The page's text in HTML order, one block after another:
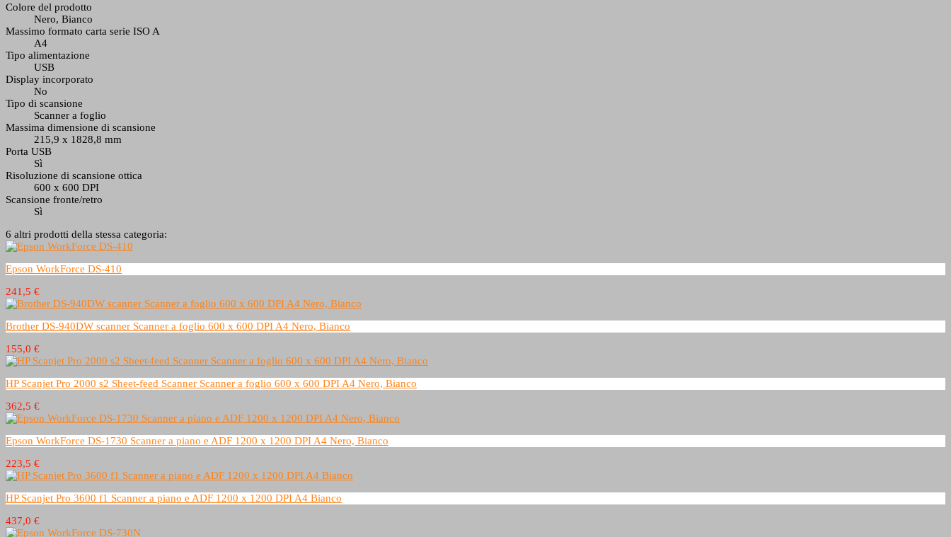
Colore del prodotto
Nero, Bianco
Massimo formato carta serie ISO A
A4
Tipo alimentazione
USB
Display incorporato
No
Tipo di scansione
Scanner a foglio
Massima dimensione di scansione
215,9 x 1828,8 mm
Porta USB
Sì
Risoluzione di scansione ottica
600 x 600 DPI
Scansione fronte/retro
Sì
6 altri prodotti della stessa categoria:
Epson WorkForce DS-410
241,5 €
Brother DS-940DW scanner Scanner a foglio 600 x 600 DPI A4 Nero, Bianco
155,0 €
HP Scanjet Pro 2000 s2 Sheet-feed Scanner Scanner a foglio 600 x 600 DPI A4 Nero, Bianco
362,5 €
Epson WorkForce DS-1730 Scanner a piano e ADF 1200 x 1200 DPI A4 Nero, Bianco
223,5 €
HP Scanjet Pro 3600 f1 Scanner a piano e ADF 1200 x 1200 DPI A4 Bianco
437,0 €